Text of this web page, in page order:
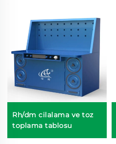
Rh/dm cilalama ve toz
toplama tablosu